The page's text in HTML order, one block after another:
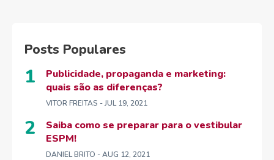
Posts Populares
Publicidade, propaganda e marketing:
quais são as diferenças?
VITOR FREITAS - JUL 19, 2021
Saiba como se preparar para o vestibular
ESPM!
DANIEL BRITO - AUG 12, 2021